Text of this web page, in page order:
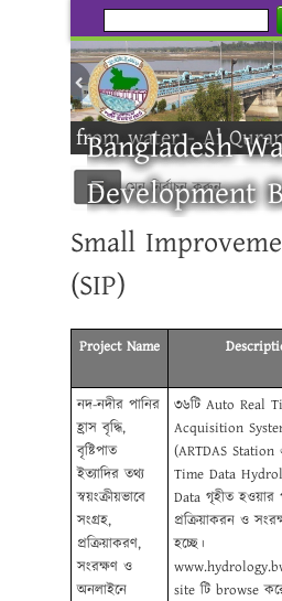
Bangladesh
Development
from water - Al Quran
মেনু নির্বাচন করুন
---------
Small
(SIP)
Project Name
নদ-নদীর পানির
হ্রাস বৃদ্ধি,
বৃষ্টিপাত
ইত্যাদির তথ্য
স্বয়ংক্রীয়ভাবে
সংগ্রহ,
প্রক্রিয়াকরণ,
সংরক্ষণ ও
অনলাইনে
৩৬টি Auto Real
Acquisition
(ARTDAS ‍Station
Time Data
Data গৃহীত হওয়ার
প্রক্রিয়াকরন ও
হচ্ছে।
site টি browse